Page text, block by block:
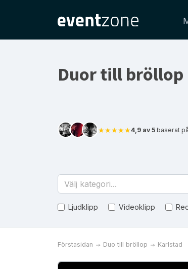
Duor till bröllop
★★★★★4,9 av 5 baserat
Välj kategori...
Ljudklipp Videoklipp
Förstasidan Duo till bröllop Karlstad